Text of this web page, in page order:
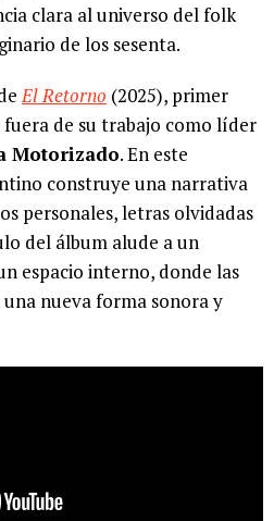
clara al universo del folk
de los sesenta.
El Retorno (2025), primer
fuera de su trabajo como líder
Motorizado. En este
construye una narrativa
personales, letras olvidadas
del álbum alude a un
espacio interno, donde las
nueva forma sonora y